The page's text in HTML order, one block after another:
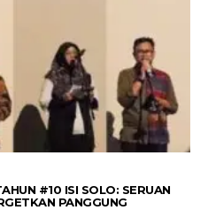
#10 ISI SOLO: SERUAN
PANGGUNG